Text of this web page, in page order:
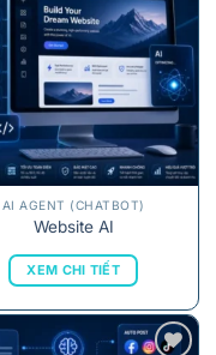
AI AGENT (CHATBOT)
Website AI
XEM CHI TIẾT